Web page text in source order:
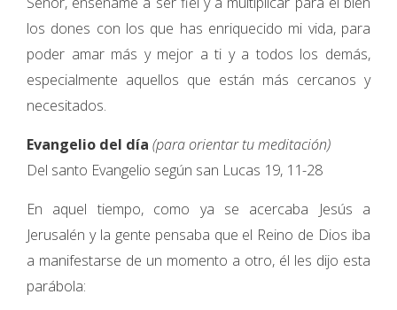
los dones con los que has enriquecido mi vida, para
poder amar más y mejor a ti y a todos los demás,
especialmente aquellos que están más cercanos y
necesitados.
Evangelio del día (para orientar tu meditación)
Del santo Evangelio según san Lucas 19, 11-28
En aquel tiempo, como ya se acercaba Jesús a
Jerusalén y la gente pensaba que el Reino de Dios iba
a manifestarse de un momento a otro, él les dijo esta
parábola: